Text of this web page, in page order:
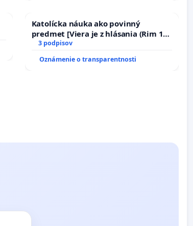
Katolícka náuka ako povinný
predmet [Viera je z hlásania (Rim 10,
17)]
3 podpisov
Oznámenie o transparentnosti